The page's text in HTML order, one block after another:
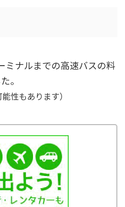
ミナルまでの高速バスの料
。
性もあります）